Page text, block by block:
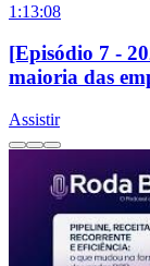
1:13:08
[Episódio 7 -
maioria das
Assistir